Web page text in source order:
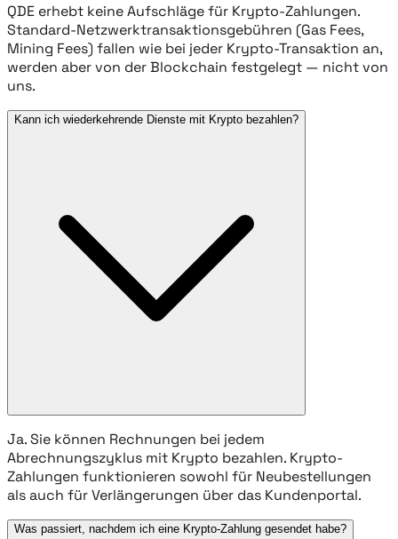
QDE erhebt keine Aufschläge für Krypto-Zahlungen.
Standard-Netzwerktransaktionsgebühren (Gas Fees,
Mining Fees) fallen wie bei jeder Krypto-Transaktion an,
werden aber von der Blockchain festgelegt — nicht von
uns.
Kann ich wiederkehrende Dienste mit Krypto bezahlen?
Ja. Sie können Rechnungen bei jedem
Abrechnungszyklus mit Krypto bezahlen. Krypto-
Zahlungen funktionieren sowohl für Neubestellungen
als auch für Verlängerungen über das Kundenportal.
Was passiert, nachdem ich eine Krypto-Zahlung gesendet habe?